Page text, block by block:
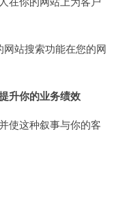
站搜索功能在您的网
升你的业务绩效
使这种叙事与你的客